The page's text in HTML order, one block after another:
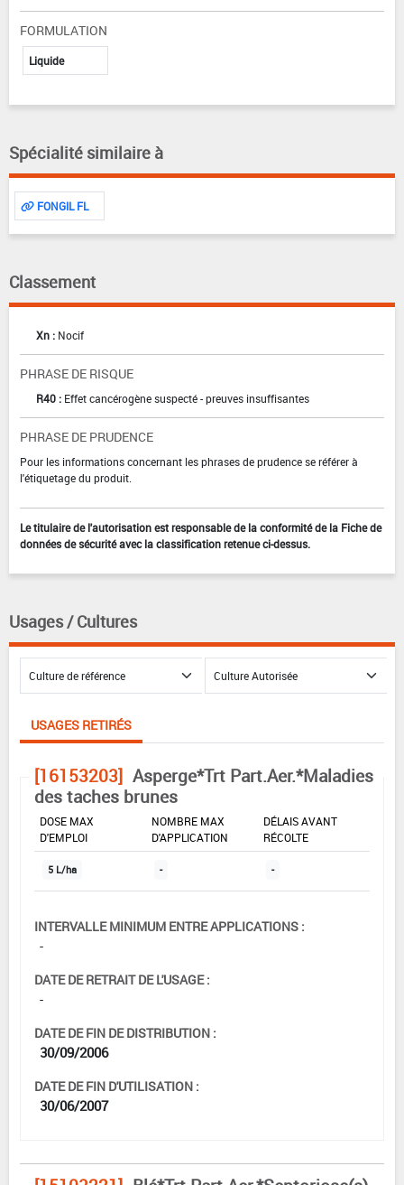
FORMULATION
Liquide
Spécialité similaire à
FONGIL FL
Classement
Xn : Nocif
PHRASE DE RISQUE
R40 : Effet cancérogène suspecté - preuves insuffisantes
PHRASE DE PRUDENCE
Pour les informations concernant les phrases de prudence se référer à
l'étiquetage du produit.
Le titulaire de l'autorisation est responsable de la conformité de la Fiche de
données de sécurité avec la classification retenue ci-dessus.
Usages / Cultures
USAGES RETIRÉS
[16153203] Asperge*Trt Part.Aer.*Maladies
des taches brunes
DOSE MAX
D'EMPLOI
NOMBRE MAX
D'APPLICATION
DÉLAIS AVANT
RÉCOLTE
5 L/ha - -
INTERVALLE MINIMUM ENTRE APPLICATIONS :
-
DATE DE RETRAIT DE L'USAGE :
-
DATE DE FIN DE DISTRIBUTION :
30/09/2006
DATE DE FIN D'UTILISATION :
30/06/2007